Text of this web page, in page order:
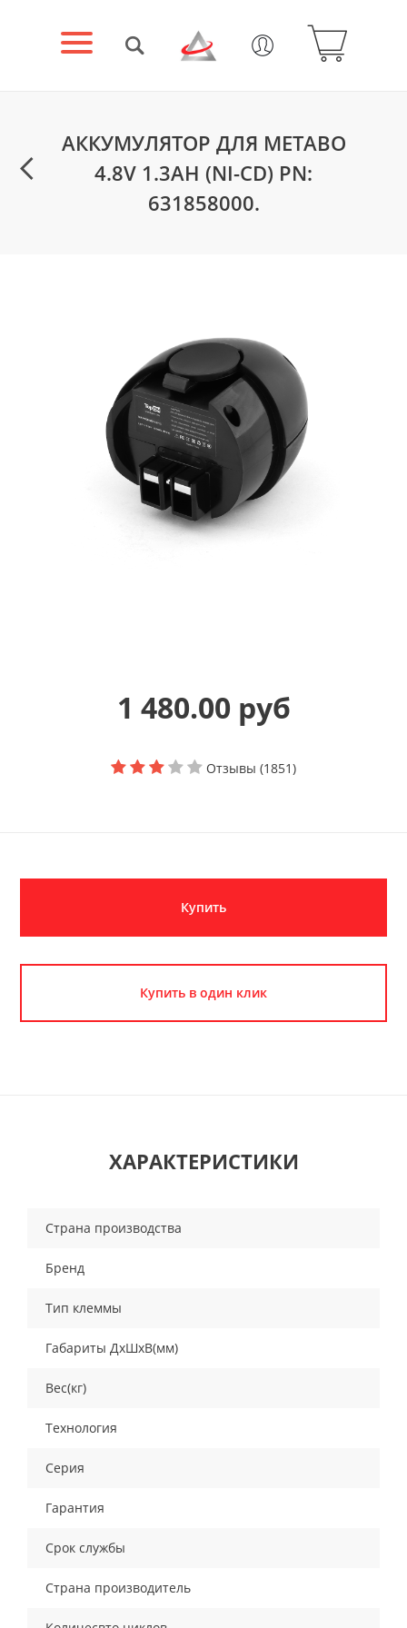
АККУМУЛЯТОР ДЛЯ METABO
4.8V 1.3AH (NI-CD) PN:
631858000.
1 480.00 руб
Отзывы (1851)
Купить
Купить в один клик
ХАРАКТЕРИСТИКИ
Страна производства
Бренд
Тип клеммы
Габариты ДхШхВ(мм)
Вес(кг)
Технология
Серия
Гарантия
Срок службы
Страна производитель